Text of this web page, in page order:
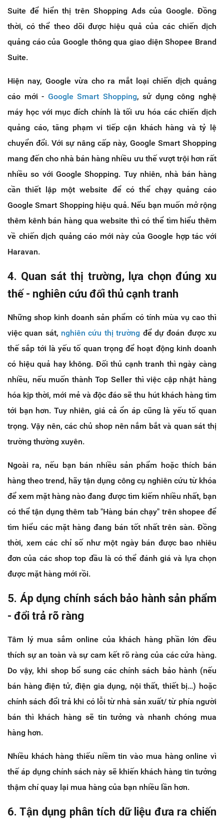
Suite để hiển thị trên Shopping Ads của Google. Đồng
thời, có thể theo dõi được hiệu quả của các chiến dịch
quảng cáo của Google thông qua giao diện Shopee Brand
Suite.
Hiện nay, Google vừa cho ra mắt loại chiến dịch quảng
cáo mới - Google Smart Shopping, sử dụng công nghệ
máy học với mục đích chính là tối ưu hóa các chiến dịch
quảng cáo, tăng phạm vi tiếp cận khách hàng và tỷ lệ
chuyển đổi. Với sự nâng cấp này, Google Smart Shopping
mang đến cho nhà bán hàng nhiều ưu thế vượt trội hơn rất
nhiều so với Google Shopping. Tuy nhiên, nhà bán hàng
cần thiết lập một website để có thể chạy quảng cáo
Google Smart Shopping hiệu quả. Nếu bạn muốn mở rộng
thêm kênh bán hàng qua website thì có thể tìm hiểu thêm
về chiến dịch quảng cáo mới này của Google hợp tác với
Haravan.
4. Quan sát thị trường, lựa chọn đúng xu
thế - nghiên cứu đối thủ cạnh tranh
Những shop kinh doanh sản phẩm có tính mùa vụ cao thì
việc quan sát, nghiên cứu thị trường để dự đoán được xu
thế sắp tới là yếu tố quan trọng để hoạt động kinh doanh
có hiệu quả hay không. Đối thủ cạnh tranh thì ngày càng
nhiều, nếu muốn thành Top Seller thì việc cập nhật hàng
hóa kịp thời, mới mẻ và độc đáo sẽ thu hút khách hàng tìm
tới bạn hơn. Tuy nhiên, giá cả ổn áp cũng là yếu tố quan
trọng. Vậy nên, các chủ shop nên nắm bắt và quan sát thị
trường thường xuyên.
Ngoài ra, nếu bạn bán nhiều sản phẩm hoặc thích bán
hàng theo trend, hãy tận dụng công cụ nghiên cứu từ khóa
để xem mặt hàng nào đang được tìm kiếm nhiều nhất, bạn
có thể tận dụng thêm tab "Hàng bán chạy" trên shopee để
tìm hiểu các mặt hàng đang bán tốt nhất trên sàn. Đồng
thời, xem các chỉ số như một ngày bán được bao nhiêu
đơn của các shop top đầu là có thể đánh giá và lựa chọn
được mặt hàng mới rồi.
5. Áp dụng chính sách bảo hành sản phẩm
- đổi trả rõ ràng
Tâm lý mua sắm online của khách hàng phần lớn đều
thích sự an toàn và sự cam kết rõ ràng của các cửa hàng.
Do vậy, khi shop bổ sung các chính sách bảo hành (nếu
bán hàng điện tử, điện gia dụng, nội thất, thiết bị…) hoặc
chính sách đổi trả khi có lỗi từ nhà sản xuất/ từ phía người
bán thì khách hàng sẽ tin tưởng và nhanh chóng mua
hàng hơn.
Nhiều khách hàng thiếu niềm tin vào mua hàng online vì
thế áp dụng chính sách này sẽ khiến khách hàng tin tưởng
thậm chí quay lại mua hàng của bạn nhiều lần hơn.
6. Tận dụng phân tích dữ liệu đưa ra chiến